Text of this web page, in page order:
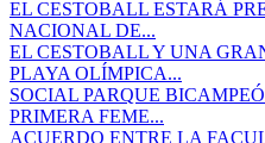
EL CESTOBALL ESTARÁ
NACIONAL DE...
EL CESTOBALL Y UNA
PLAYA OLÍMPICA...
SOCIAL PARQUE
PRIMERA FEME...
ACUERDO ENTRE LA